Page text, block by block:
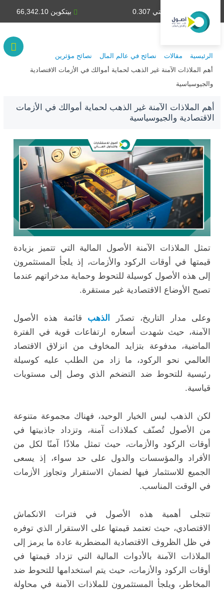
بيتكوين 66,342.10 دينار كويتي 0.307
الرئيسية مقالات نصائح في عالم المال
نصائح مؤثرين
أهم الملاذات الآمنة غير الذهب لحماية أموالك في الأزمات الاقتصادية
والجيوسياسية
أهم الملاذات الآمنة غير الذهب لحماية أموالك في الأزمات
الاقتصادية والجيوسياسية
تمثل الملاذات الآمنة الأصول المالية التي تتميز بزيادة
قيمتها في أوقات الركود والأزمات، إذ يلجأ المستثمرون
إلى هذه الأصول كوسيلة للتحوط وحماية مدخراتهم عندما
تصبح الأوضاع الاقتصادية غير مستقرة.
وعلى مدار التاريخ، تصدّر الذهب قائمة هذه الأصول
الآمنة، حيث شهدت أسعاره ارتفاعات قوية في الفترة
الماضية، مدفوعة بتزايد المخاوف من انزلاق الاقتصاد
العالمي نحو الركود، ما زاد من الطلب عليه كوسيلة
رئيسية للتحوط ضد التضخم الذي وصل إلى مستويات
قياسية.
لكن الذهب ليس الخيار الوحيد، فهناك مجموعة متنوعة
من الأصول تُصنّف كملاذات آمنة، وتزداد جاذبيتها في
أوقات الركود والأزمات، حيث تمثل ملاذًا آمنًا لكل من
الأفراد والمؤسسات والدول على حد سواء، إذ يسعى
الجميع للاستثمار فيها لضمان الاستقرار وتجاوز الأزمات
في الوقت المناسب.
تتجلى أهمية هذه الأصول في فترات الانكماش
الاقتصادي، حيث تعتمد قيمتها على الاستقرار الذي توفره
في ظل الظروف الاقتصادية المضطربة عادة ما يرمز إلى
الملاذات الآمنة بالأدوات المالية التي تزداد قيمتها في
أوقات الركود والأزمات، حيث يتم استخدامها للتحوط ضد
المخاطر، ويلجأ المستثمرون للملاذات الآمنة في محاولة